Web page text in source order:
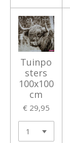
Tuinpo
sters
100x100
cm
€ 29,95